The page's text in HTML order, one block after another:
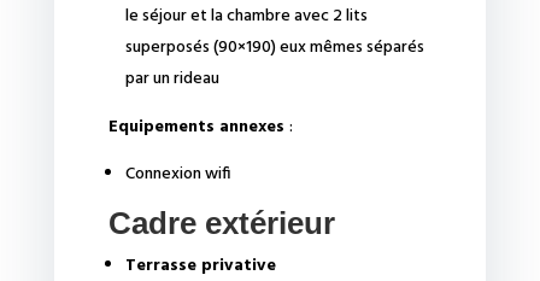
le séjour et la chambre avec 2 lits
superposés (90×190) eux mêmes séparés
par un rideau
Equipements annexes :
Connexion wifi
Cadre extérieur
Terrasse privative